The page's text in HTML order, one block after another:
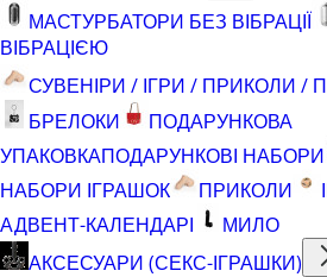
МАСТУРБАТОРИ БЕЗ ВІБРАЦІЇ
ВІБРАЦІЄЮ
СУВЕНІРИ / ІГРИ / ПРИКОЛИ /
БРЕЛОКИ
ПОДАРУНКОВА
УПАКОВКАПОДАРУНКОВІ НАБОРИ
НАБОРИ ІГРАШОК
ПРИКОЛИ
АДВЕНТ-КАЛЕНДАРІ
МИЛО
АКСЕСУАРИ (СЕКС-ІГРАШКИ)